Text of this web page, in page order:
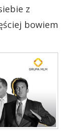
z
bowiem